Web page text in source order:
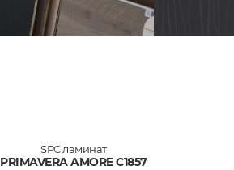
SPC ламинат
PRIMAVERA AMORE C1857